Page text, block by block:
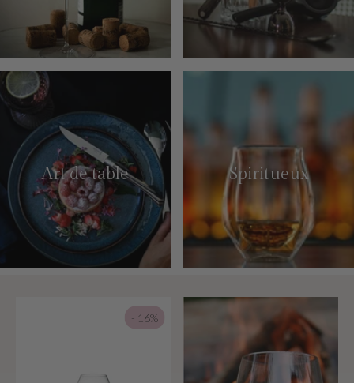
Art de table Spiritueux
- 16%